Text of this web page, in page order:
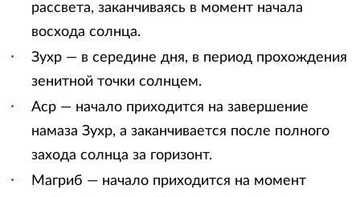
рассвета, заканчиваясь в момент начала
восхода солнца.
Зухр — в середине дня, в период прохождения
зенитной точки солнцем.
Аср — начало приходится на завершение
намаза Зухр, а заканчивается после полного
захода солнца за горизонт.
Магриб — начало приходится на момент